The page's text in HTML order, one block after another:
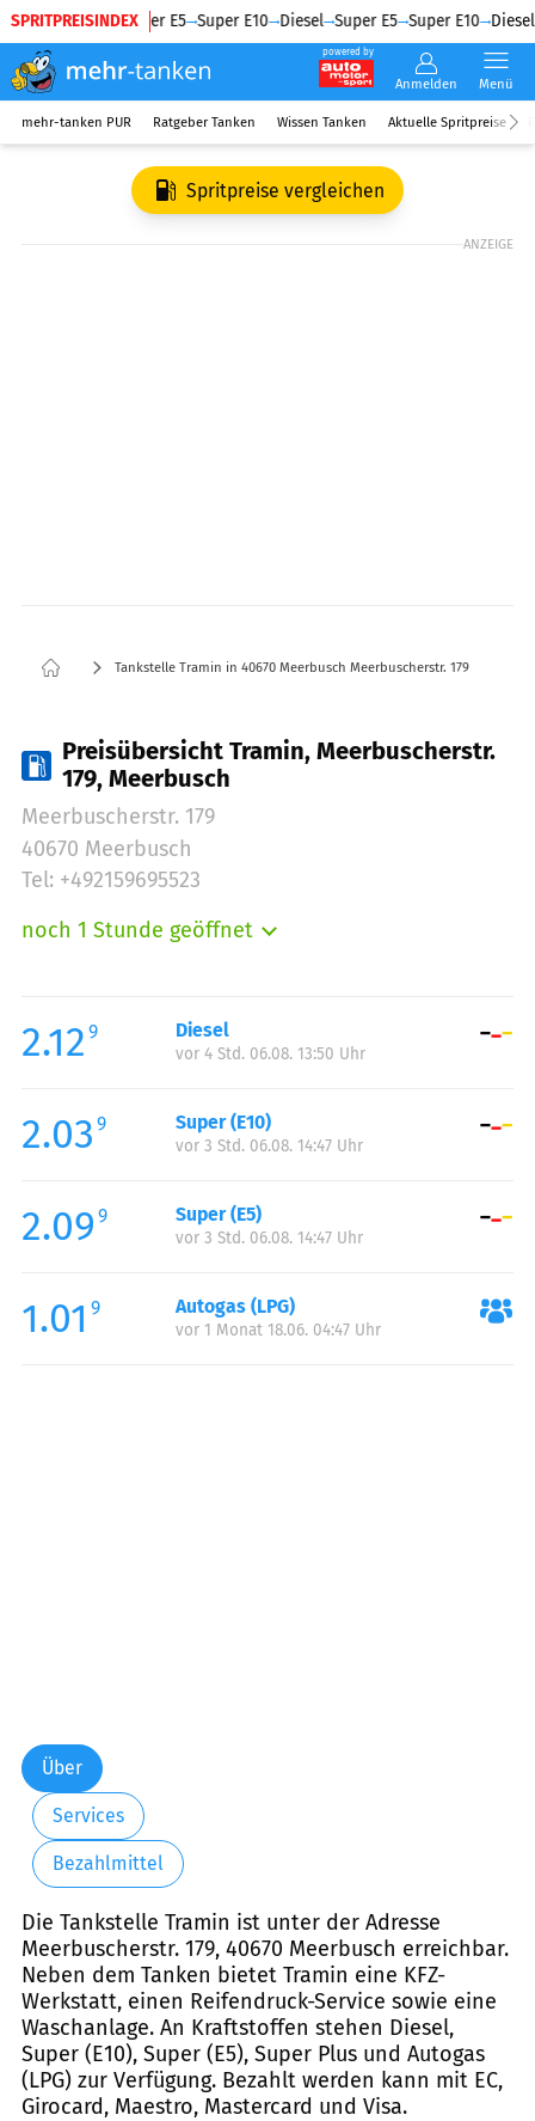
SPRITPREISINDEX
Diesel Super E5 Super E10 Diesel Super E5 Super E10 Diesel
powered by
Anmelden Menü
mehr-tanken PUR Ratgeber Tanken Wissen Tanken Aktuelle Spritpreise
Spritpreise vergleichen
ANZEIGE
Tankstelle Tramin in 40670 Meerbusch Meerbuscherstr. 179
Preisübersicht Tramin, Meerbuscherstr.
179, Meerbusch
Meerbuscherstr. 179
40670 Meerbusch
Tel: +492159695523
noch 1 Stunde geöffnet
Mittwoch:
06:00-22:00
Donnerstag:
Samstag:
07:00-22:00
Sonntag:
2.12 9 Diesel
vor 4 Std. 06.08. 13:50 Uhr
2.03 9 Super (E10)
vor 3 Std. 06.08. 14:47 Uhr
2.09 9 Super (E5)
vor 3 Std. 06.08. 14:47 Uhr
1.01 9 Autogas (LPG)
vor 1 Monat 18.06. 04:47 Uhr
Über
Services
Bezahlmittel
Die Tankstelle Tramin ist unter der Adresse
Meerbuscherstr. 179, 40670 Meerbusch erreichbar.
Neben dem Tanken bietet Tramin eine KFZ-
Werkstatt, einen Reifendruck-Service sowie eine
Waschanlage. An Kraftstoffen stehen Diesel,
Super (E10), Super (E5), Super Plus und Autogas
(LPG) zur Verfügung. Bezahlt werden kann mit EC,
Girocard, Maestro, Mastercard und Visa.